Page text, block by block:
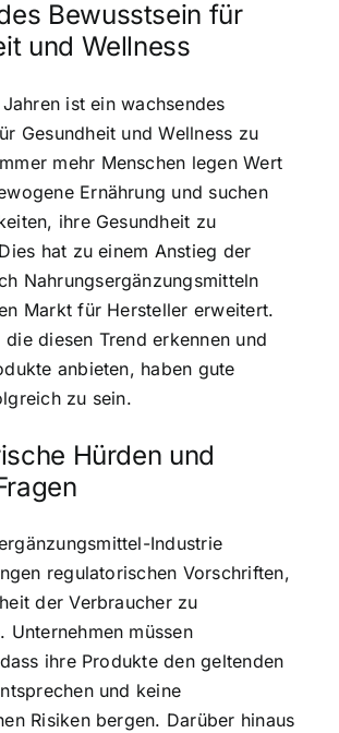
Bewusstsein für
und Wellness
ist ein wachsendes
Gesundheit und Wellness zu
mehr Menschen legen Wert
Ernährung und suchen
ihre Gesundheit zu
hat zu einem Anstieg der
Nahrungsergänzungsmitteln
Markt für Hersteller erweitert.
die diesen Trend erkennen und
anbieten, haben gute
zu sein.
Hürden und
Industrie
regulatorischen Vorschriften,
der Verbraucher zu
Unternehmen müssen
ihre Produkte den geltenden
und keine
Risiken bergen. Darüber hinaus